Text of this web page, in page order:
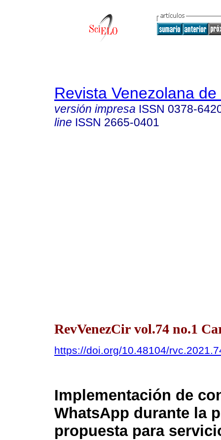
Revista Venezolana
versión impresa ISSN 0378-
line ISSN 2665-0401
RevVenezCir vol.74 no.1
https://doi.org/10.48104/
Implementación de
WhatsApp durante la
propuesta para